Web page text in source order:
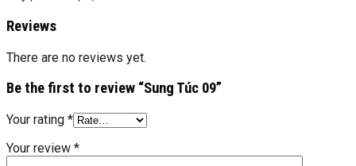
Reviews
There are no reviews yet.
Be the first to review “Sung Túc 09”
Your rating *
Your review *